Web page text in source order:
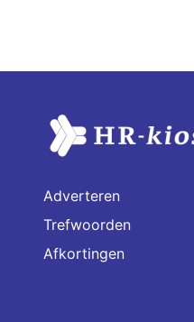
Adverteren
Trefwoorden
Afkortingen